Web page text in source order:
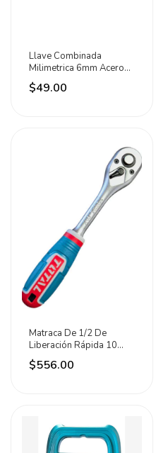
Llave Combinada
Milimetrica 6mm Acero
Cromo Vanadio Pretul
$49.00
Matraca De 1/2 De
Liberación Rápida 10
Pulgadas Total Turquesa
$556.00